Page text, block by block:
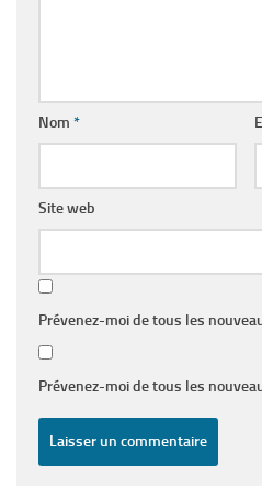
Nom *
Site web
Prévenez-moi de tous les
Prévenez-moi de tous les